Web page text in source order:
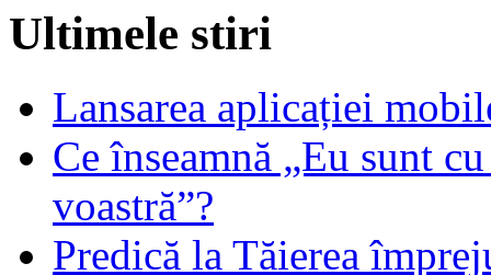
Ultimele stiri
Lansarea aplicației
Ce înseamnă „Eu sunt
voastră”?
Predică la Tăierea